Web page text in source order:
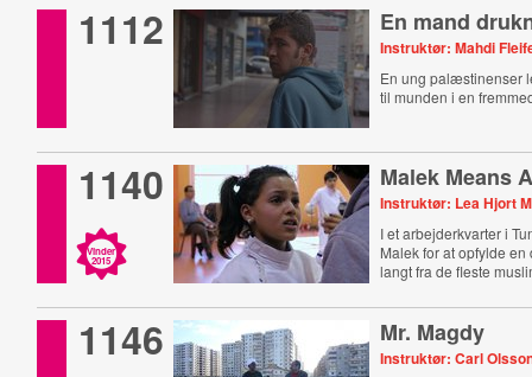
1112 En mand
Instruktør: Mahdi
En ung palæstinenser
til munden i en
1140
Vinder
2015
Malek Means
Instruktør: Lea Hjort
I et arbejderkvarter i
Malek for at opfylde
langt fra de fleste
1146 Mr. Magdy
Instruktør: Carl